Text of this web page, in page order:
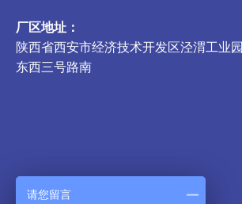
厂区地址：
陕西省西安市经济技术开发区泾渭工业园
东西三号路南
请您留言